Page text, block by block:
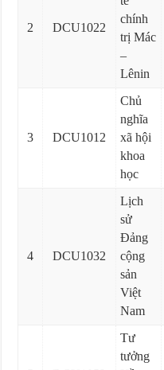
2 DCU1022
chính
trị Mác
–
Lênin
3 DCU1012
Chủ
nghĩa
xã hội
khoa
học
4 DCU1032
Lịch
sử
Đảng
cộng
sản
Việt
Nam
Tư
tưởng